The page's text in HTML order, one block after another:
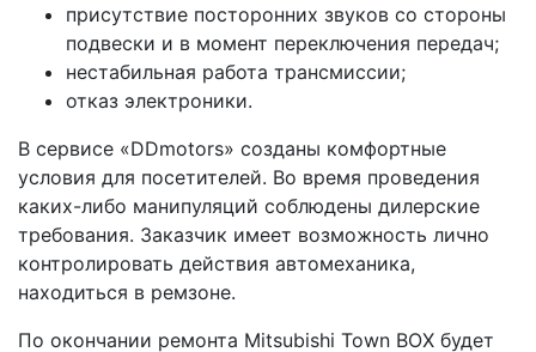
присутствие посторонних звуков со стороны
подвески и в момент переключения передач;
нестабильная работа трансмиссии;
отказ электроники.
В сервисе «DDmotors» созданы комфортные
условия для посетителей. Во время проведения
каких-либо манипуляций соблюдены дилерские
требования. Заказчик имеет возможность лично
контролировать действия автомеханика,
находиться в ремзоне.
По окончании ремонта Mitsubishi Town BOX будет